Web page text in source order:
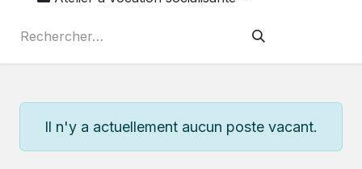
Il n'y a actuellement aucun poste vacant.